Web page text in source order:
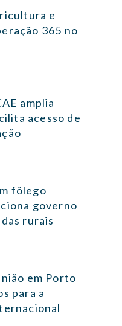
e
365 no
amplia
acesso de
fôlego
governo
rurais
em Porto
para a